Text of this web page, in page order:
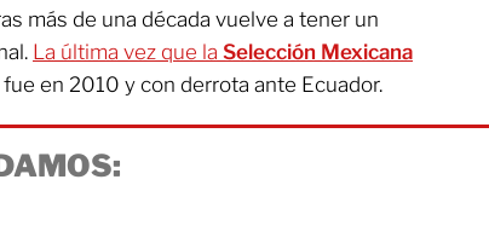
más de una década vuelve a tener un
La última vez que la Selección Mexicana
en 2010 y con derrota ante Ecuador.